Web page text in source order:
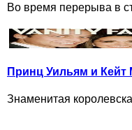
Во время перерыва в
Принц Уильям и Кейт
Знаменитая